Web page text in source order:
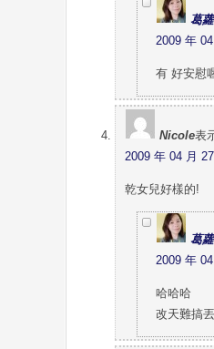
葛蘿
2009 年
有 好安慰
Nicole表
2009 年 04 月
乾女兒好樣的!
葛蘿
2009 年
哈哈哈
改天難搞